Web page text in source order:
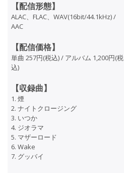
【配信形態】
ALAC、FLAC、WAV(16bit/44.1kHz) /
AAC
【配信価格】
単曲 257円(税込) / アルバム 1,200円(税
込)
【収録曲】
1. 煙
2. ナイトクロージング
3. いつか
4. ジオラマ
5. マザーロード
6. Wake
7. グッバイ